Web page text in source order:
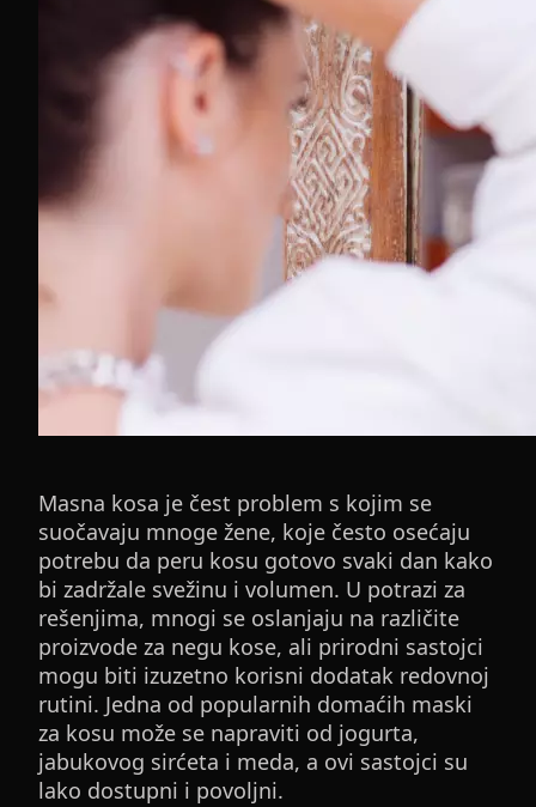
Masna kosa je čest problem s kojim se
suočavaju mnoge žene, koje često osećaju
potrebu da peru kosu gotovo svaki dan kako
bi zadržale svežinu i volumen. U potrazi za
rešenjima, mnogi se oslanjaju na različite
proizvode za negu kose, ali prirodni sastojci
mogu biti izuzetno korisni dodatak redovnoj
rutini. Jedna od popularnih domaćih maski
za kosu može se napraviti od jogurta,
jabukovog sirćeta i meda, a ovi sastojci su
lako dostupni i povoljni.